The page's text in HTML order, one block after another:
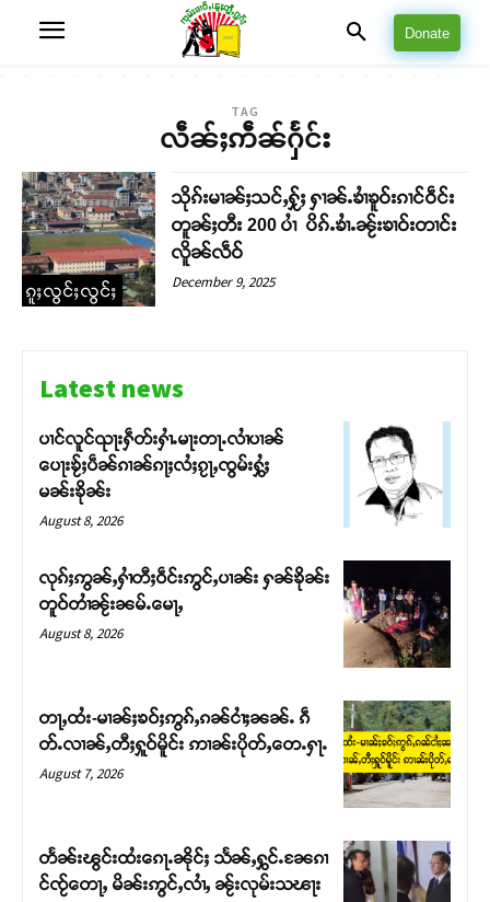
တႃႇႁႂ်ႈသဵင်ၵၢင်ၸႂ်ၵူၼ်းမိူင်း ၵူႈတီႈၵူႈလႅၼ်ပေႃးတေၸွ
တ်ႇ တူဝ်ႈလုမ်ႈၾႃႉၼၼ်ႉ ၶဝ်ႈႁူမ်ႈၵမ်ႉထႅမ် ၸုမ်းၶၢ
ဝ်ႇၽူႈတွႆႇႁွၵ်ႈ လႆႈယူႇၶႃႈဢေႃႈ။
Donate
TAG
လဵၼ်ႈဢဵၼ်ႁႅင်း
ၵူႈလွင်ႈလွင်ႈ
သိုၵ်းမၢၼ်ႈသင်ႇႁႂ်ႈ ႁၢၼ်ႉၶၢႆၶူဝ်းၵၢင်ဝဵင်း
တူၼ်ႈတီး 200 ပၢႆ ပိၵ်ႉၶၢႆႉၼႂ်းၶၢဝ်းတၢင်း
လိူၼ်လဵဝ်
December 9, 2025
Latest news
ပၢင်လူင်ၺႃးႁဵတ်းႁၢႆႉမႃးတႃႉလၢႆပၢၼ် ​​
ပေႃးၶႂ်ႈပဵၼ်ၵၢၼ်ၵႃႈလႆႈၵႂႃႇၸွမ်းႁွႆႈ
မၼ်းၶိုၼ်း
August 8, 2026
လုၵ်ႈဢွၼ်ႇႁၢႆတီႈဝဵင်းဢွင်ႇပၢၼ်း ႁၼ်ၶိုၼ်း
တူဝ်တၢႆၼႂ်းၼမ်ႉမေႃႇ
August 8, 2026
တႃႇထႆး-မၢၼ်ႈၶဝ်ႈဢွၵ်ႇၵၼ်ငၢႆႈၼၼ်ႉ ၵဵ
တ်ႉလၢၼ်ႇတီႈႁူဝ်မိူင်း ဢၢၼ်းပိုတ်ႇတေႉႁႃႉ
August 7, 2026
တႅၼ်းၽွင်းထႆးၵေႃႉၼိုင်ႈ သႅၼ်ႇႁွင်ႉၼႄၵၢ
င်ၸႂ်တေႃႇ မိၼ်းဢွင်ႇလၢႆႇ ၼႂ်းလုမ်းသၽႃး